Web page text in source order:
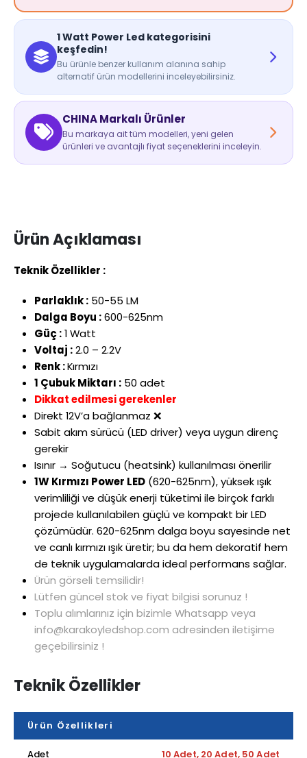
1 Watt Power Led kategorisini
keşfedin!
Bu ürünle benzer kullanım alanına sahip
alternatif ürün modellerini inceleyebilirsiniz.
CHINA Markalı Ürünler
Bu markaya ait tüm modelleri, yeni gelen
ürünleri ve avantajlı fiyat seçeneklerini inceleyin.
Ürün Açıklaması
Teknik Özellikler :
Parlaklık :50-55 LM
Dalga Boyu :600-625nm
Güç :1 Watt
Voltaj :2.0 – 2.2V
Renk :Kırmızı
1 Çubuk Miktarı :50 adet
Dikkat edilmesi gerekenler
Direkt 12V’a bağlanmaz ❌
Sabit akım sürücü (LED driver) veya uygun direnç
gerekir
Isınır → Soğutucu (heatsink) kullanılması önerilir
1W Kırmızı Power LED(620-625nm), yüksek ışık
verimliliği ve düşük enerji tüketimi ile birçok farklı
projede kullanılabilen güçlü ve kompakt bir LED
çözümüdür. 620-625nm dalga boyu sayesinde net
ve canlı kırmızı ışık üretir; bu da hem dekoratif hem
de teknik uygulamalarda ideal performans sağlar.
Ürün görseli temsilidir!
Lütfen güncel stok ve fiyat bilgisi sorunuz !
Toplu alımlarınız için bizimle Whatsapp veya
info@karakoyledshop.com adresinden iletişime
geçebilirsiniz !
Teknik Özellikler
Ürün Özellikleri
Adet 10 Adet, 20 Adet, 50 Adet